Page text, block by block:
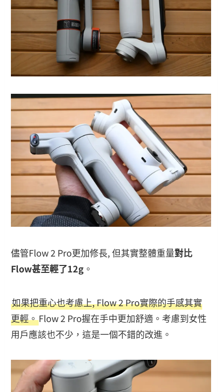
儘管Flow 2 Pro更加修長, 但其實整體重量對比
Flow甚至輕了12g 。
如果把重心也考慮上, Flow 2 Pro實際的手感其實
更輕。Flow 2 Pro握在手中更加舒適。考慮到女性
用戶應該也不少，這是一個不錯的改進。